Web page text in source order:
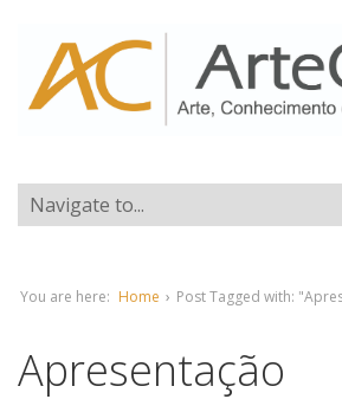
You are here: Home › Post Tagged with:
Apresentação